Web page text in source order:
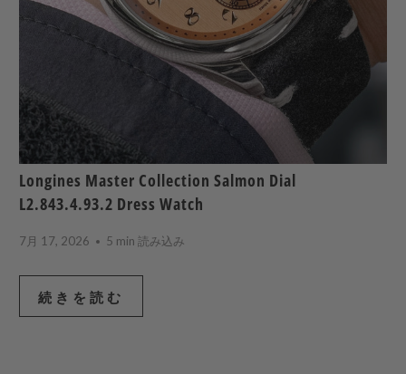
Longines Master Collection Salmon Dial
L2.843.4.93.2 Dress Watch
7月 17, 2026 5 min 読み込み
続きを読む